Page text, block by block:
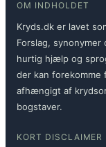
OM INDHOLDET
Kryds.dk er lavet
Forslag,
hurtig hjælp og
der kan forekomme
afhængigt af
bogstaver.
KORT DISCLAIMER